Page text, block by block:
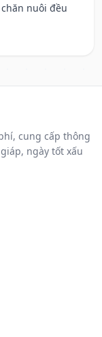
nuôi đều
cung cấp thông
ngày tốt xấu